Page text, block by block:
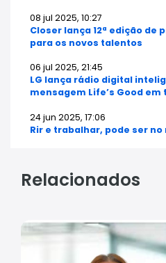
08 jul 2025, 10:27
Closer lança 12ª edição de
para os novos talentos
06 jul 2025, 21:45
LG lança rádio digital
mensagem Life’s Good em
24 jun 2025, 17:06
Rir e trabalhar, pode ser
Relacionados